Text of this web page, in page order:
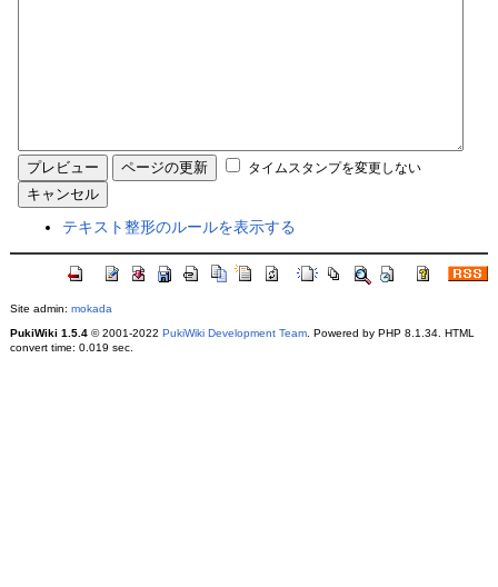
タイムスタンプを変更しない
テキスト整形のルールを表示する
Site admin: mokada
PukiWiki 1.5.4© 2001-2022 PukiWiki Development Team. Powered by PHP 8.1.34. HTML
convert time: 0.019 sec.